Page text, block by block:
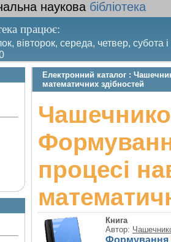
наукова бібліотека
працює:
вівторок, середа, четвер, субота
день – п’ятниця. Останній четвер
Електронний каталог :
математичних здібностей
процесі
Книга
Автор:
Формування